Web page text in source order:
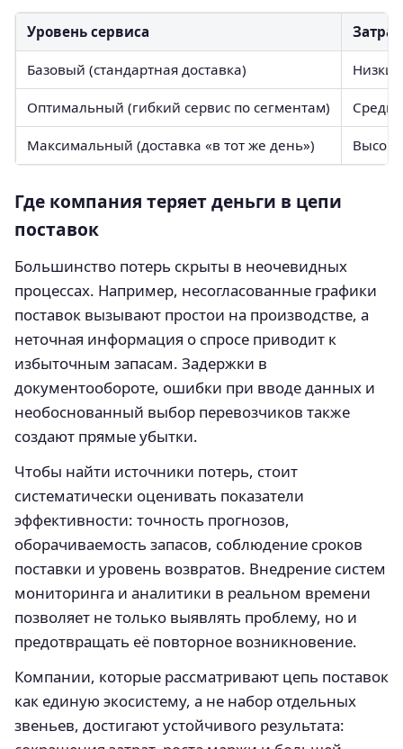
Уровень сервиса
Базовый (стандартная доставка) Низкие
Оптимальный (гибкий сервис по сегментам)
Максимальный (доставка «в тот же день»)
Где компания теряет деньги в цепи
поставок
Большинство потерь скрыты в неочевидных
процессах. Например, несогласованные графики
поставок вызывают простои на производстве, а
неточная информация о спросе приводит к
избыточным запасам. Задержки в
документообороте, ошибки при вводе данных и
необоснованный выбор перевозчиков также
создают прямые убытки.
Чтобы найти источники потерь, стоит
систематически оценивать показатели
эффективности: точность прогнозов,
оборачиваемость запасов, соблюдение сроков
поставки и уровень возвратов. Внедрение систем
мониторинга и аналитики в реальном времени
позволяет не только выявлять проблему, но и
предотвращать её повторное возникновение.
Компании, которые рассматривают цепь поставок
как единую экосистему, а не набор отдельных
звеньев, достигают устойчивого результата: